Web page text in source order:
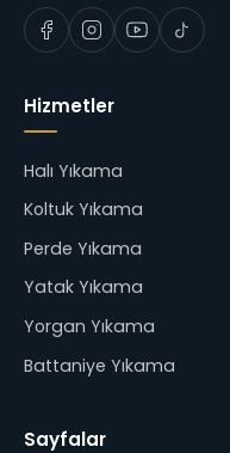
Hizmetler
Halı Yıkama
Koltuk Yıkama
Perde Yıkama
Yatak Yıkama
Yorgan Yıkama
Battaniye Yıkama
Sayfalar